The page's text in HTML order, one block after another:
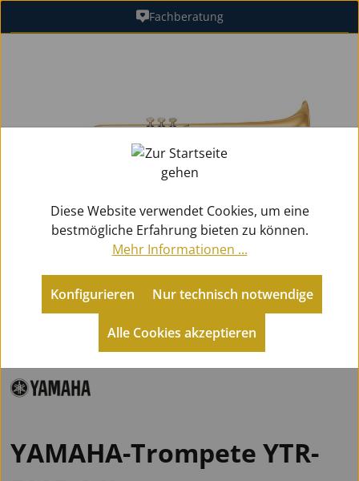
Zum Hauptinhalt springenFachberatung
Metallblasinstrumente
Bb-Trompeten (Perinet)
YAMAHA-Trompete YTR-
Diese Website verwendet Cookies, um eine
bestmögliche Erfahrung bieten zu können.
Mehr Informationen ...
Konfigurieren
Alle Cookies akzeptieren
Nur technisch notwendige